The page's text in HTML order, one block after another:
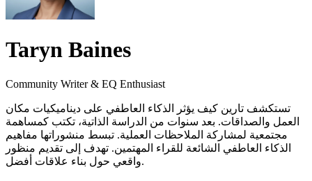
Taryn Baines
Community Writer & EQ Enthusiast
تستكشف تارين كيف يؤثر الذكاء العاطفي على ديناميكيات مكان
العمل والصداقات. بعد سنوات من الدراسة الذاتية، تكتب كمساهمة
مجتمعية لمشاركة الملاحظات العملية. تبسط منشوراتها مفاهيم
الذكاء العاطفي الشائعة للقراء المهتمين. تهدف إلى تقديم منظور
واقعي حول بناء علاقات أفضل.